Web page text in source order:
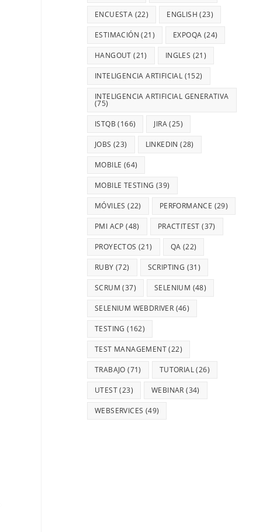
ENCUESTA (22) ENGLISH (23)
ESTIMACIÓN (21) EXPOQA (24)
HANGOUT (21) INGLES (21)
INTELIGENCIA ARTIFICIAL (152)
INTELIGENCIA ARTIFICIAL GENERATIVA
(75)
ISTQB (166) JIRA(25)
JOBS (23) LINKEDIN (28)
MOBILE (64)
MOBILE TESTING (39)
MÓVILES (22) PERFORMANCE (29)
PMI ACP (48) PRACTITEST (37)
PROYECTOS (21) QA (22)
RUBY (72) SCRIPTING (31)
SCRUM (37) SELENIUM (48)
SELENIUM WEBDRIVER (46)
TESTING (162)
TEST MANAGEMENT(22)
TRABAJO (71) TUTORIAL(26)
UTEST(23) WEBINAR (34)
WEBSERVICES (49)